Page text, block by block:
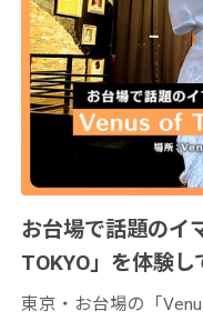
お台場で話題のイ
TOKYO」を体験し
東京・お台場の「